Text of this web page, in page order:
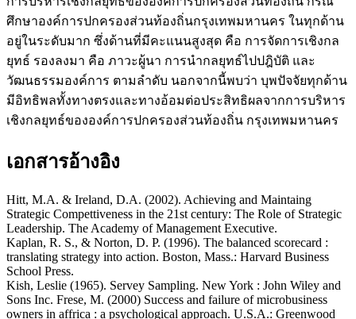
ศึกษาองค์การปกครองส่วนท้องถิ่นกรุงเทพมหานคร ในทุกด้าน
อยู่ในระดับมาก ซึ่งด้านที่มีคะแนนสูงสุด คือ การจัดการเชิงกล
ยุทธ์ รองลงมา คือ ภาวะผู้นา การนำกลยุทธ์ไปปฎิบัติ และ
วัฒนธรรมองค์การ ตามลำดับ นอกจากนี้พบว่า บุพปัจจัยทุกด้าน
มีอิทธิพลทั้งทางตรงและทางอ้อมต่อประสิทธิผลจากการบริหาร
เชิงกลยุทธ์ขององค์การปกครองส่วนท้องถิ่น กรุงเทพมหานคร
เอกสารอ้างอิง
Hitt, M.A. & Ireland, D.A. (2002). Achieving and Maintaing
Strategic Compettiveness in the 21st century: The Role of Strategic
Leadership. The Academy of Management Executive.
Kaplan, R. S., & Norton, D. P. (1996). The balanced scorecard :
translating strategy into action. Boston, Mass.: Harvard Business
School Press.
Kish, Leslie (1965). Servey Sampling. New York : John Wiley and
Sons Inc. Frese, M. (2000) Success and failure of microbusiness
owners in affrica : a psychological approach. U.S.A.: Greenwood